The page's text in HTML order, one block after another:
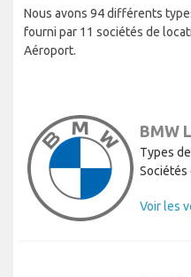
Nous avons 94 différents
fourni par 11 sociétés de
Aéroport.
BMW
Types
Sociétés
Voir les